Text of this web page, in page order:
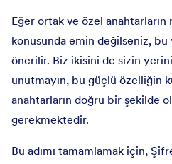
Eğer ortak ve özel anahtarların
konusunda emin değilseniz,
önerilir. Biz ikisini de sizin
unutmayın, bu güçlü özelliğin
anahtarların doğru bir şekilde
gerekmektedir.
Bu adımı tamamlamak için,